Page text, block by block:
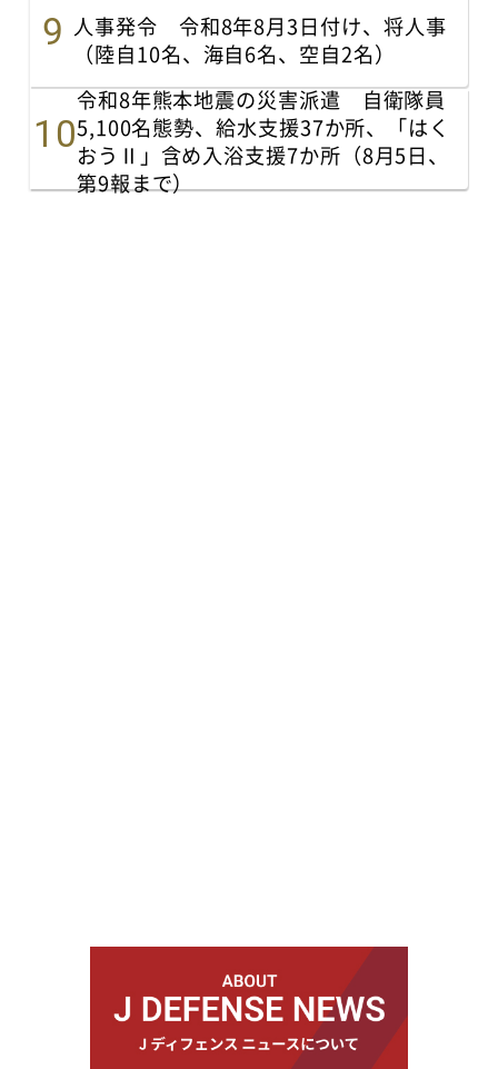
人事発令 令和8年8月3日付け、将人事
（陸自10名、海自6名、空自2名）
令和8年熊本地震の災害派遣 自衛隊員
5,100名態勢、給水支援37か所、「はく
おうⅡ」含め入浴支援7か所（8月5日、
第9報まで）